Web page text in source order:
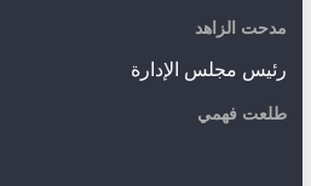
مدحت الزاهد
رئيس مجلس الإدارة
طلعت فهمي